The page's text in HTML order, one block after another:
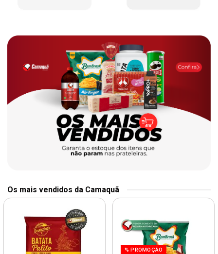
Os mais vendidos da Camaquã
% PROMOÇÃO